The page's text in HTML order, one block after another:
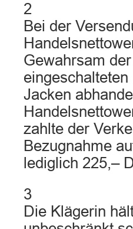
2
Bei der
Gewahrsam
Jacken
zahlte der
Bezugnahme
lediglich 225,–
3
Die Klägerin